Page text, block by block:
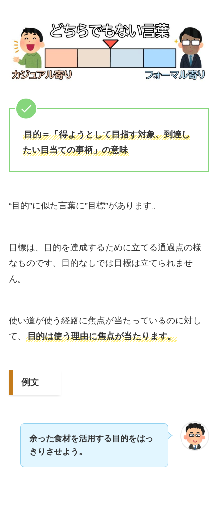
目的＝「得ようとして目指す対象、到達し
たい目当ての事柄」の意味
“目的”に似た言葉に”目標”があります。
目標は、目的を達成するために立てる通過点の様
なものです。目的なしでは目標は立てられませ
ん。
使い道が使う経路に焦点が当たっているのに対し
て、 目的は使う理由に焦点が当たります。
例文
余った食材を活用する目的をはっ
きりさせよう。